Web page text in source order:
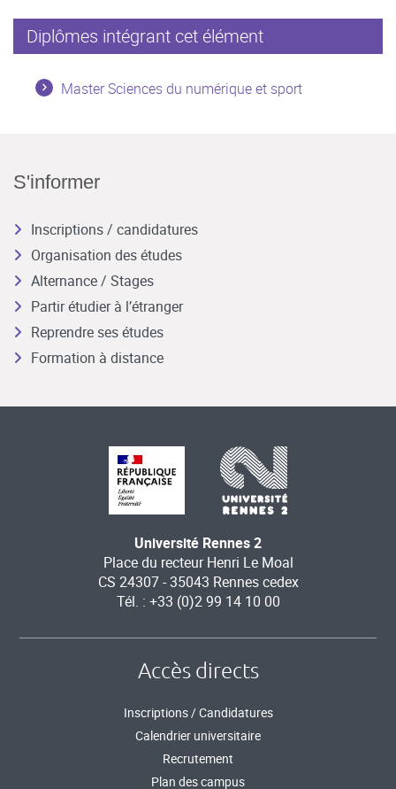
Diplômes intégrant cet élément
Master Sciences du numérique et sport
S'informer
Inscriptions / candidatures
Organisation des études
Alternance / Stages
Partir étudier à l’étranger
Reprendre ses études
Formation à distance
Université Rennes 2
Place du recteur Henri Le Moal
CS 24307 - 35043 Rennes cedex
Tél. : +33 (0)2 99 14 10 00
Accès directs
Inscriptions / Candidatures
Calendrier universitaire
Recrutement
Plan des campus